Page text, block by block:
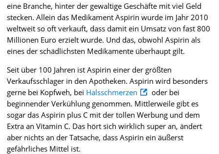
eine Branche, hinter der gewaltige Geschäfte mit viel Geld
stecken. Allein das Medikament Aspirin wurde im Jahr 2010
weltweit so oft verkauft, dass damit ein Umsatz von fast 800
Millionen Euro erzielt wurde. Und das, obwohl Aspirin als
eines der schädlichsten Medikamente überhaupt gilt.
Seit über 100 Jahren ist Aspirin einer der größten
Verkaufsschlager in den Apotheken. Aspirin wird besonders
gerne bei Kopfweh, bei Halsschmerzen
oder bei
beginnender Verkühlung genommen. Mittlerweile gibt es
sogar das Aspirin plus C mit der tollen Werbung und dem
Extra an Vitamin C. Das hört sich wirklich super an, ändert
aber nichts an der Tatsache, dass Aspirin ein äußerst
gefährliches Mittel ist.